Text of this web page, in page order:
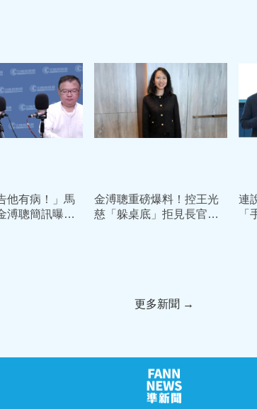
他有病！」馬
溥聰簡訊曝光
金溥聰重磅爆料！控王光
慈「躲桌底」拒見長官
連
「
更多新聞 →